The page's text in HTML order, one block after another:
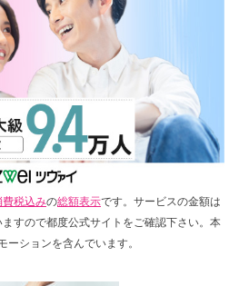
費税込みの総額表示です。サービスの金額は
すので都度公式サイトをご確認下さい。本
ーションを含んでいます。